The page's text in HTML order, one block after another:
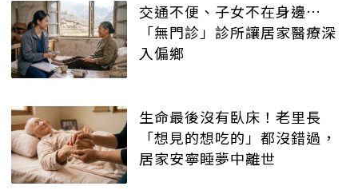
交通不便、子女不在身邊…
「無門診」診所讓居家醫療深
入偏鄉
生命最後沒有臥床！老里長
「想見的想吃的」都沒錯過，
居家安寧睡夢中離世